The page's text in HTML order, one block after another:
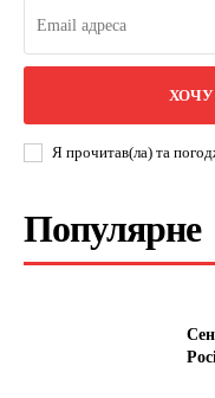
ХОЧУ
Я прочитав(ла) та
Популярне